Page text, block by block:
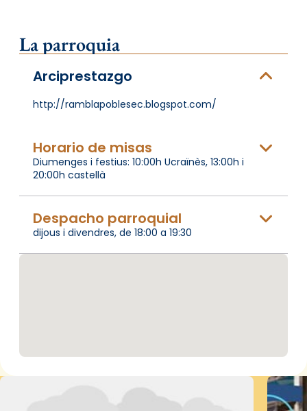
La parroquia
Arciprestazgo
http://ramblapoblesec.blogspot.com/
Horario de misas
Diumenges i festius: 10:00h Ucraïnès, 13:00h i
20:00h castellà
Despacho parroquial
dijous i divendres, de 18:00 a 19:30